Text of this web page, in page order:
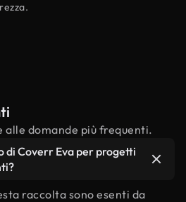
domande più frequenti.
di Coverr Eva per progetti
raccolta sono esenti da